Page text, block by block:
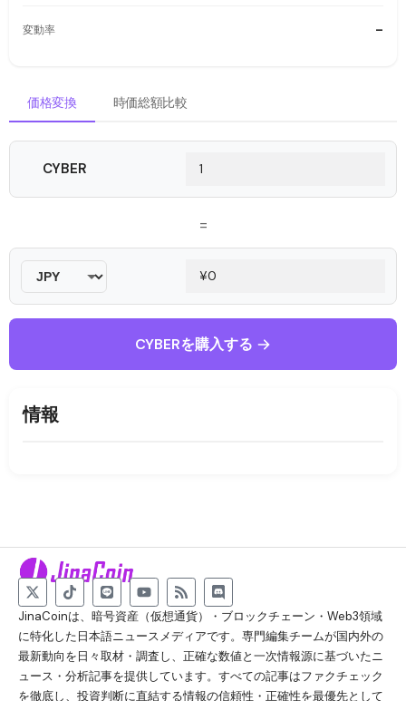
変動率 -
価格変換 時価総額比較
CYBER
=
CYBERを購入する
情報
JinaCoinは、暗号資産（仮想通貨）・ブロックチェーン・Web3領域
に特化した日本語ニュースメディアです。専門編集チームが国内外の
最新動向を日々取材・調査し、正確な数値と一次情報源に基づいたニ
ュース・分析記事を提供しています。すべての記事はファクチェック
を徹底し、投資判断に直結する情報の信頼性・正確性を最優先として